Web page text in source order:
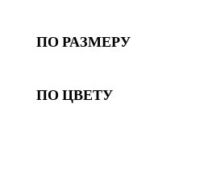
ПО РАЗМЕРУ
ПО ЦВЕТУ